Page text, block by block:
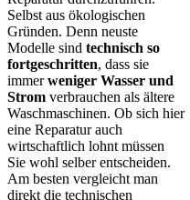
Selbst aus ökologischen
Gründen. Denn neuste
Modelle sind technisch so
fortgeschritten, dass sie
immerweniger Wasser und
Strom verbrauchen als ältere
Waschmaschinen. Ob sich hier
eine Reparatur auch
wirtschaftlich lohnt müssen
Sie wohl selber entscheiden.
Am besten vergleicht man
direkt die technischen